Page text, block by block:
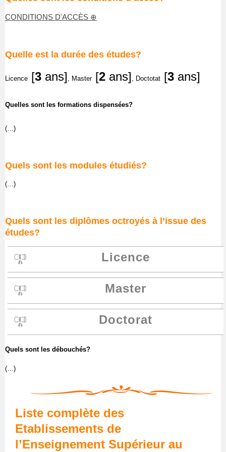
CONDITIONS D'ACCÈS ⊕
Quelle est la durée des études?
Licence [3 ans] , Master[2 ans] , Doctotat [3 ans]
Quelles sont les formations dispensées?
(…)
Quels sont les modules étudiés?
(…)
Quels sont les diplômes octroyés à l’issue des
études?
Licence
Master
Doctorat
Quels sont les débouchés?
(…)
Liste complète des
Etablissements de
l’Enseignement Supérieur au